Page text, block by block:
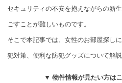
セキュリティの不安を抱えながらの新
ごすことが難しいものです。
そこで本記事では、女性のお部屋探し
犯対策、便利な防犯グッズについて解説
▼ 物件情報が見たい方は